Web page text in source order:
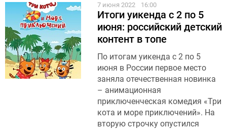
7 июня 2022 16:00
Итоги уикенда с 2 по 5
июня: российский детский
контент в топе
По итогам уикенда с 2 по 5
июня в России первое место
заняла отечественная новинка
– анимационная
приключенческая комедия «Три
кота и море приключений». На
вторую строчку опустился